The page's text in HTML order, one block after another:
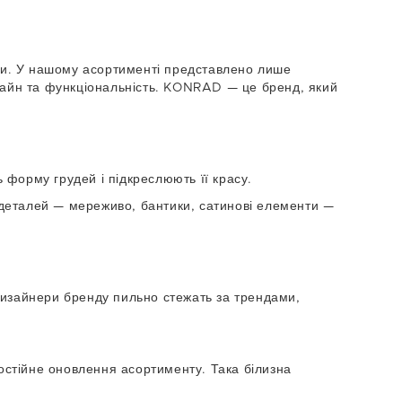
У нашому асортименті представлено лише
та функціональність. KONRAD — це бренд, який
грудей і підкреслюють її красу.
— мереживо, бантики, сатинові елементи —
бренду пильно стежать за трендами,
оновлення асортименту. Така білизна